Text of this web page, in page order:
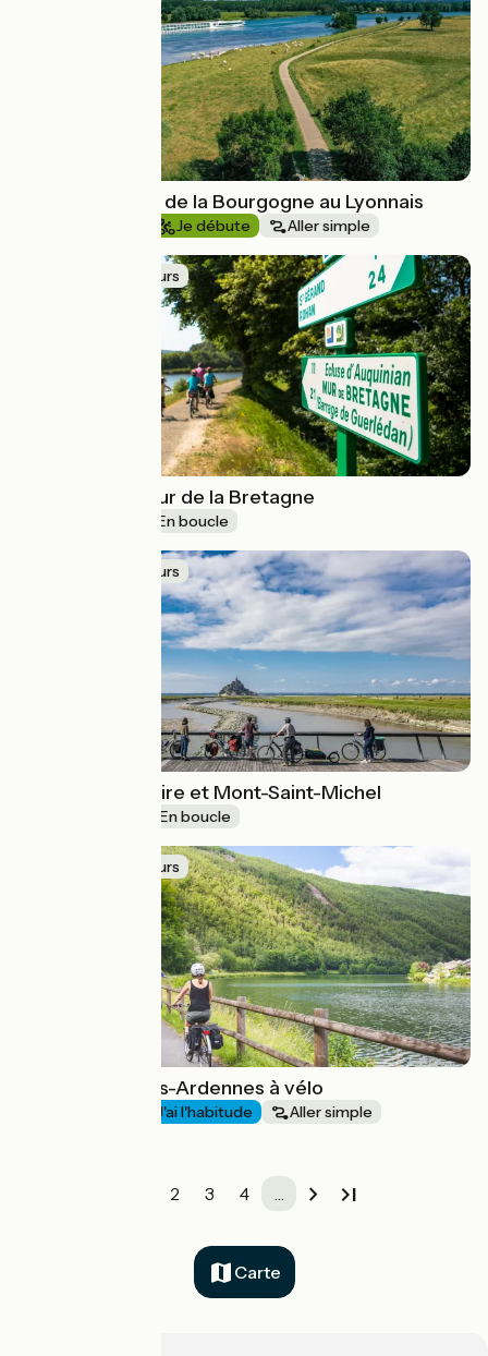
La Saône à vélo de la Bourgogne au Lyonnais
Je débute Aller simple
Idée de parcours
Mini tour au cœur de la Bretagne
En boucle
Idée de parcours
Boucle entre Loire et Mont-Saint-Michel
En boucle
Idée de parcours
Voie verte Trans-Ardennes à vélo
J'ai l'habitude Aller simple
2 3 4
Carte